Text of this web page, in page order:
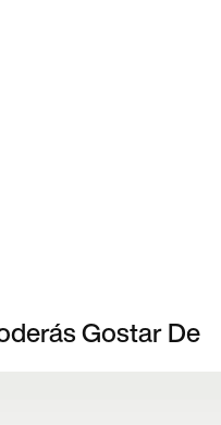
Gostar De